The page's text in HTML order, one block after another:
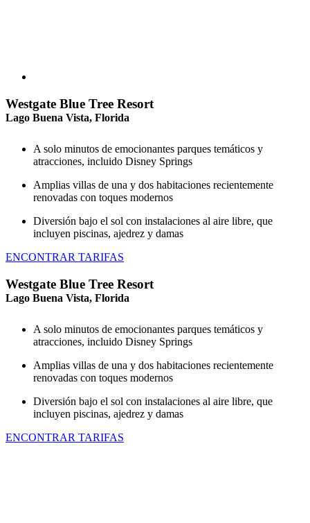
Westgate Blue Tree Resort
Lago Buena Vista, Florida
A solo minutos de emocionantes parques temáticos y
atracciones, incluido Disney Springs
Amplias villas de una y dos habitaciones recientemente
renovadas con toques modernos
Diversión bajo el sol con instalaciones al aire libre, que
incluyen piscinas, ajedrez y damas
ENCONTRAR TARIFAS
Westgate Blue Tree Resort
Lago Buena Vista, Florida
A solo minutos de emocionantes parques temáticos y
atracciones, incluido Disney Springs
Amplias villas de una y dos habitaciones recientemente
renovadas con toques modernos
Diversión bajo el sol con instalaciones al aire libre, que
incluyen piscinas, ajedrez y damas
ENCONTRAR TARIFAS